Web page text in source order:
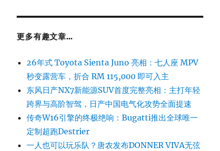
更多有趣文章…
26年式 Toyota Sienta Juno 亮相：七人座 MPV
秒变露营车，折合 RM 115,000 即可入主
东风日产NX7新能源SUV首度完整亮相：主打年轻
跨界与高阶智驾，日产中国电气化攻势全面提速
传奇W16引擎的终极绝响：Bugatti推出全球唯一
定制超跑Destrier
一人也可以玩乐队？唐农发布DONNER VIVA无弦